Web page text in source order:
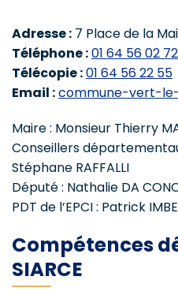
Adresse : 7 Place de la
Téléphone :01 64 56 02 72
Télécopie :01 64 56 22 55
Email :commune-vert-
Maire : Monsieur Thierry
Conseillers
Stéphane RAFFALLI
Député : Nathalie DA
PDT de l’EPCI : Patrick
Compétences
SIARCE